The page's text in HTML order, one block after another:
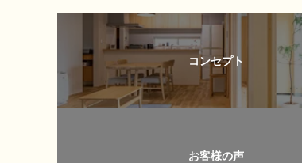
コンセプト
お客様の声